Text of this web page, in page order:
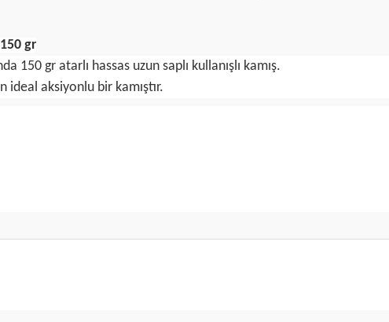
gr
150 gr atarlı hassas uzun saplı kullanışlı kamış.
ideal aksiyonlu bir kamıştır.